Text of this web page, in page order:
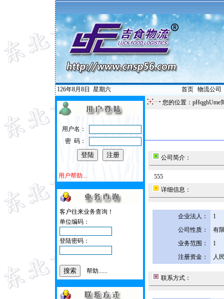
126年8月8日 星期六 首页| 物流公司
用户名：
密 码：
用户帮助...
客户往来业务查询！
单位编码：
登陆密码：
帮助......
您的位置：pHqghUme
公司简介：
555
详细信息：
企业法人：
1
公司性质：
有
业务范围：
1
注册资金：
人
联系方式：